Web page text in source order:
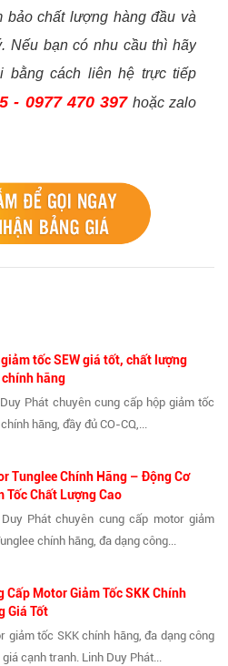
bảo chất lượng hàng đầu và
Nếu bạn có nhu cầu thì hãy
bằng cách liên hệ trực tiếp
- 0977 470 397hoặc zalo
giảm tốc SEW giá tốt, chất lượng
hãng
Phát chuyên cung cấp hộp giảm tốc
chính hãng, đầy đủ CO-CQ,...
Tunglee Chính Hãng – Động Cơ
Tốc Chất Lượng Cao
Phát chuyên cung cấp motor giảm
chính hãng, đa dạng công...
Cấp Motor Giảm Tốc SKK Chính
Giá Tốt
giảm tốc SKK chính hãng, đa dạng công
giá cạnh tranh. Linh Duy Phát...